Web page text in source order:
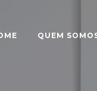
QUEM